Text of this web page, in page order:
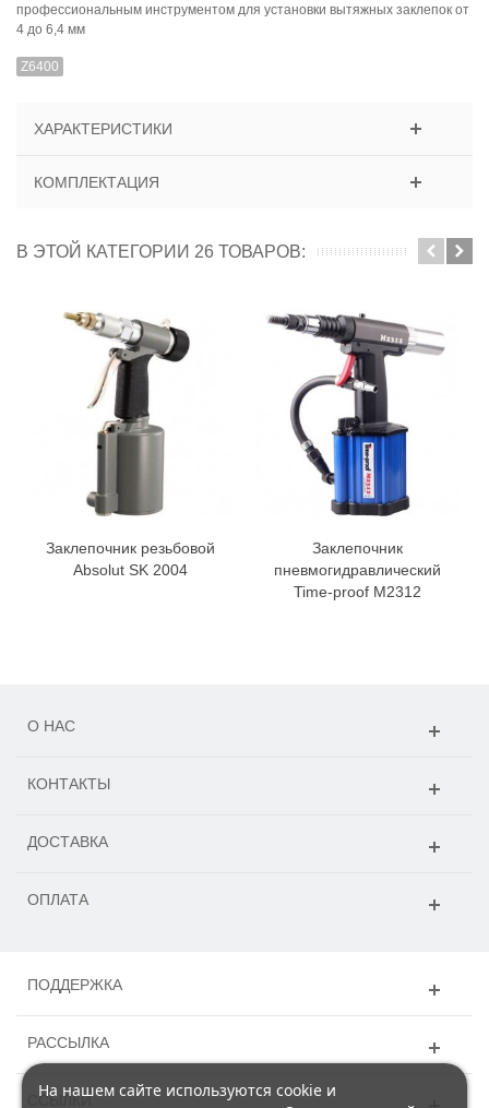
профессиональным инструментом для установки вытяжных заклепок от
4 до 6,4 мм
Z6400
ХАРАКТЕРИСТИКИ
КОМПЛЕКТАЦИЯ
В ЭТОЙ КАТЕГОРИИ 26 ТОВАРОВ:
Заклепочник резьбовой
Absolut SK 2004
Заклепочник
пневмогидравлический
Time-proof M2312
О НАС
КОНТАКТЫ
ДОСТАВКА
ОПЛАТА
ПОДДЕРЖКА
РАССЫЛКА
ССЫЛКИ
На нашем сайте используются cookie и